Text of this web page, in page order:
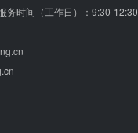
务时间（工作日）：9:30-12:30